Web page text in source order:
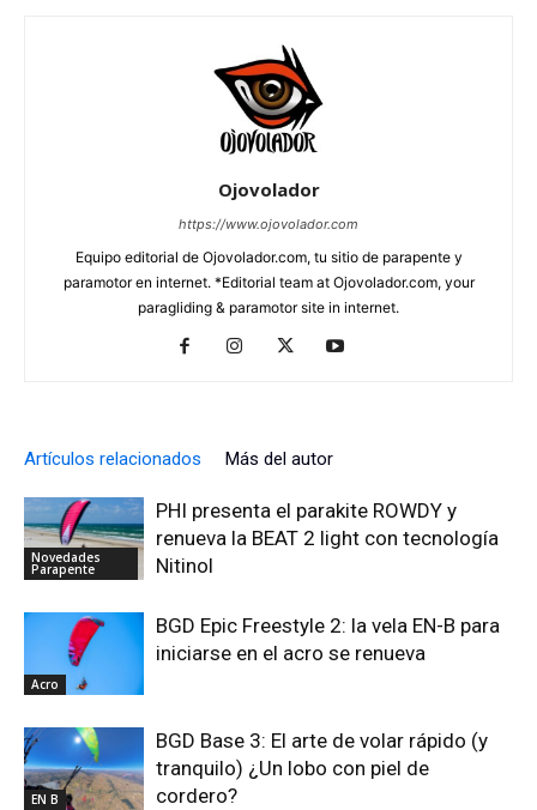
Ojovolador
https://www.ojovolador.com
Equipo editorial de Ojovolador.com, tu sitio de parapente y
paramotor en internet. *Editorial team at Ojovolador.com, your
paragliding & paramotor site in internet.
Artículos relacionados Más del autor
Novedades
Parapente
PHI presenta el parakite ROWDY y
renueva la BEAT 2 light con tecnología
Nitinol
Acro
BGD Epic Freestyle 2: la vela EN-B para
iniciarse en el acro se renueva
EN B
BGD Base 3: El arte de volar rápido (y
tranquilo) ¿Un lobo con piel de
cordero?